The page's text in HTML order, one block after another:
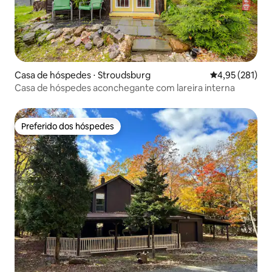
Casa de hóspedes ⋅ Stroudsburg 4,95 de uma
4,95 (281)
Casa de hóspedes aconchegante com lareira interna
Preferido dos hóspedes
Preferido dos hóspedes